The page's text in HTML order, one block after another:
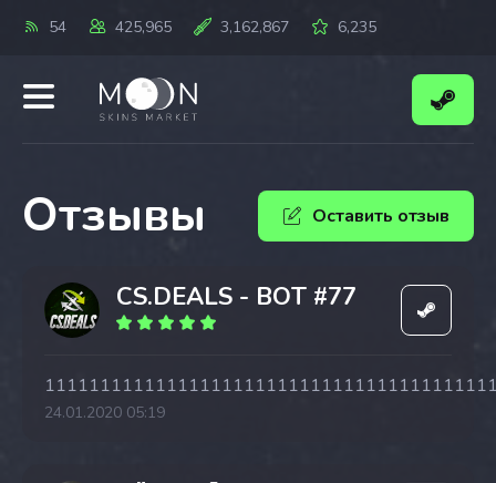
54 425,965 3,162,867 6,235
Отзывы Оставить отзыв
СS.DЕАLS - BОT #77
24.01.2020 05:19